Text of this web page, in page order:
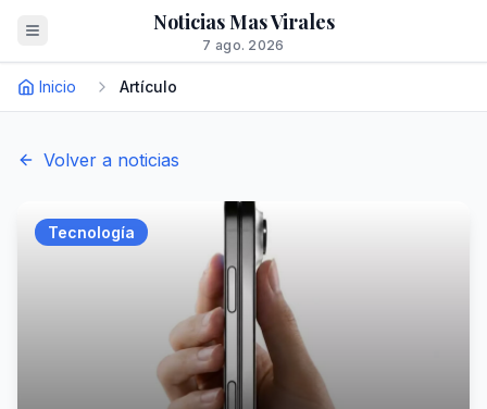
Noticias Mas Virales
7 ago. 2026
Inicio Artículo
Volver a noticias
Tecnología